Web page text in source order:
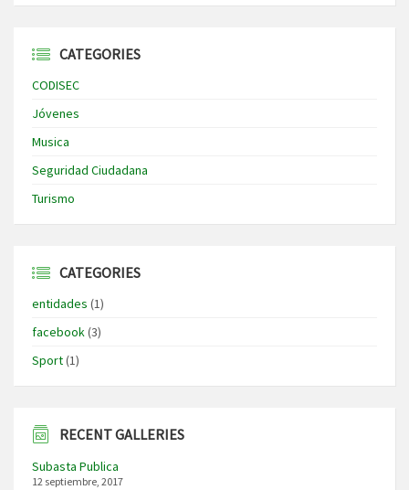
CATEGORIES
CODISEC
Jóvenes
Musica
Seguridad Ciudadana
Turismo
CATEGORIES
entidades (1)
facebook(3)
Sport(1)
RECENT GALLERIES
Subasta Publica
12 septiembre, 2017